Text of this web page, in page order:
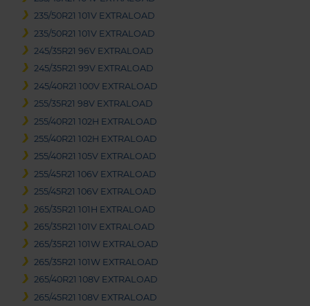
235/50R21 101V EXTRALOAD
235/50R21 101V EXTRALOAD
245/35R21 96V EXTRALOAD
245/35R21 99V EXTRALOAD
245/40R21 100V EXTRALOAD
255/35R21 98V EXTRALOAD
255/40R21 102H EXTRALOAD
255/40R21 102H EXTRALOAD
255/40R21 105V EXTRALOAD
255/45R21 106V EXTRALOAD
255/45R21 106V EXTRALOAD
265/35R21 101H EXTRALOAD
265/35R21 101V EXTRALOAD
265/35R21 101W EXTRALOAD
265/35R21 101W EXTRALOAD
265/40R21 108V EXTRALOAD
265/45R21 108V EXTRALOAD